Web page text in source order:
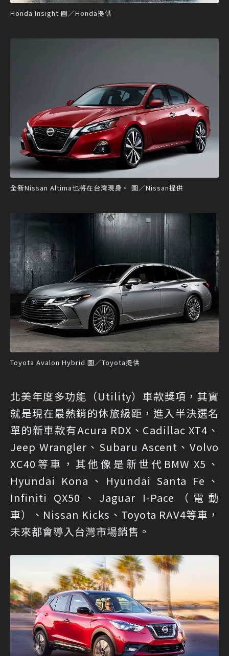
Honda Insight 圖／Honda提供
全新Nissan Altima也將在台灣現身。 圖／Nissan提供
Toyota Avalon Hybrid 圖／Toyota提供
北美年度多功能（Utility）車款獎項，其實
就是現在最熱銷的休旅級距，進入半決選名
單的新車款有Acura RDX、Cadillac XT4、
Jeep Wrangler、Subaru Ascent、Volvo
XC40等車，其他像是新世代BMW X5、
Hyundai Kona、Hyundai Santa Fe、
Infiniti QX50、Jaguar I-Pace（電動
車）、Nissan Kicks、Toyota RAV4等車，
未來都會導入台灣市場銷售。